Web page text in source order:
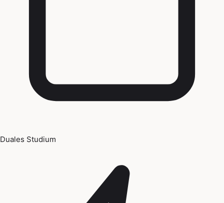
Duales Studium